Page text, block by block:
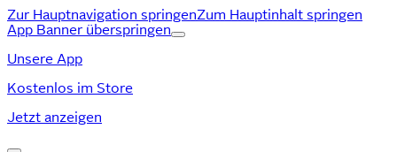
Zur Hauptnavigation springenZum Hauptinhalt springen
App Banner überspringen
Unsere App
Kostenlos im Store
Jetzt anzeigen